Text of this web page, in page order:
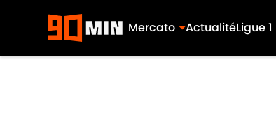
Mercato ActualitéLigue 1